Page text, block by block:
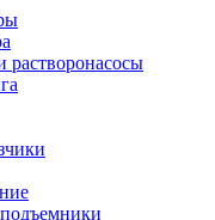
растворонасосы